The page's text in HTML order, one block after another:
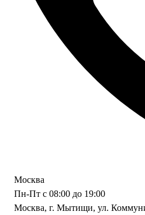
Москва
Пн-Пт с 08:00 до 19:00
Москва, г. Мытищи, ул.